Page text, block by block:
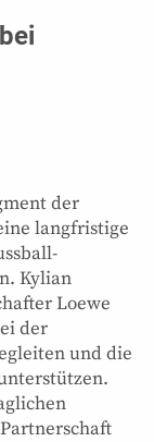
der
langfristige
Kylian
Loewe
der
und die